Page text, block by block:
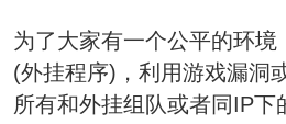
为了大家有一个公平的环
(外挂程序)，利用游戏漏洞
所有和外挂组队或者同IP